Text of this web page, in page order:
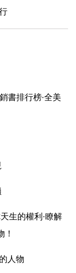
書排行榜·全美
生的權利·瞭解
人物